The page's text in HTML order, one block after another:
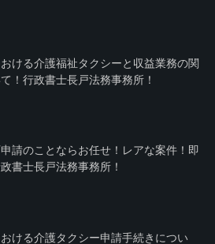
ける介護福祉タクシーと収益業務の関
！行政書士長戸法務事務所！
請のことならお任せ！レアな案件！即
書士長戸法務事務所！
ける介護タクシー申請手続きについ